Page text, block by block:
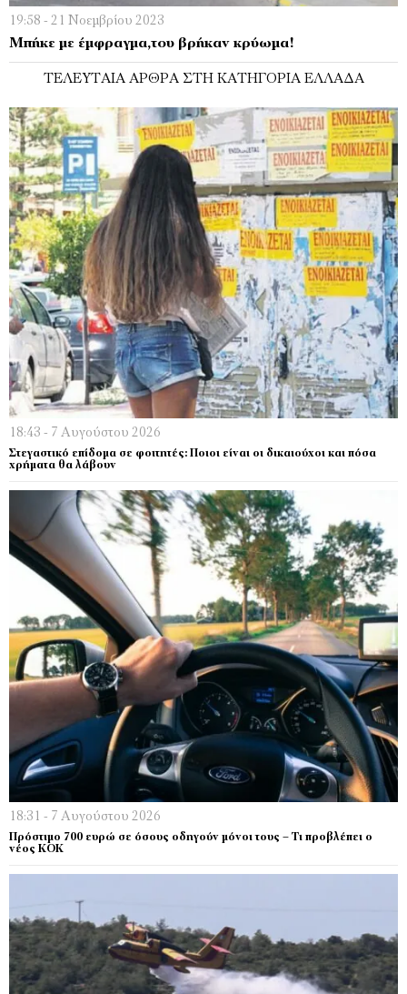
19:58 - 21 Νοεμβρίου 2023
Μπήκε με έμφραγμα,του βρήκαν κρύωμα!
ΤΕΛΕΥΤΑΊΑ ΆΡΘΡΑ ΣΤΗ ΚΑΤΗΓΟΡΊΑ ΕΛΛΆΔΑ
18:43 - 7 Αυγούστου 2026
Στεγαστικό επίδομα σε φοιτητές: Ποιοι είναι οι δικαιούχοι και πόσα
χρήματα θα λάβουν
18:31 - 7 Αυγούστου 2026
Πρόστιμο 700 ευρώ σε όσους οδηγούν μόνοι τους – Τι προβλέπει ο
νέος ΚΟΚ